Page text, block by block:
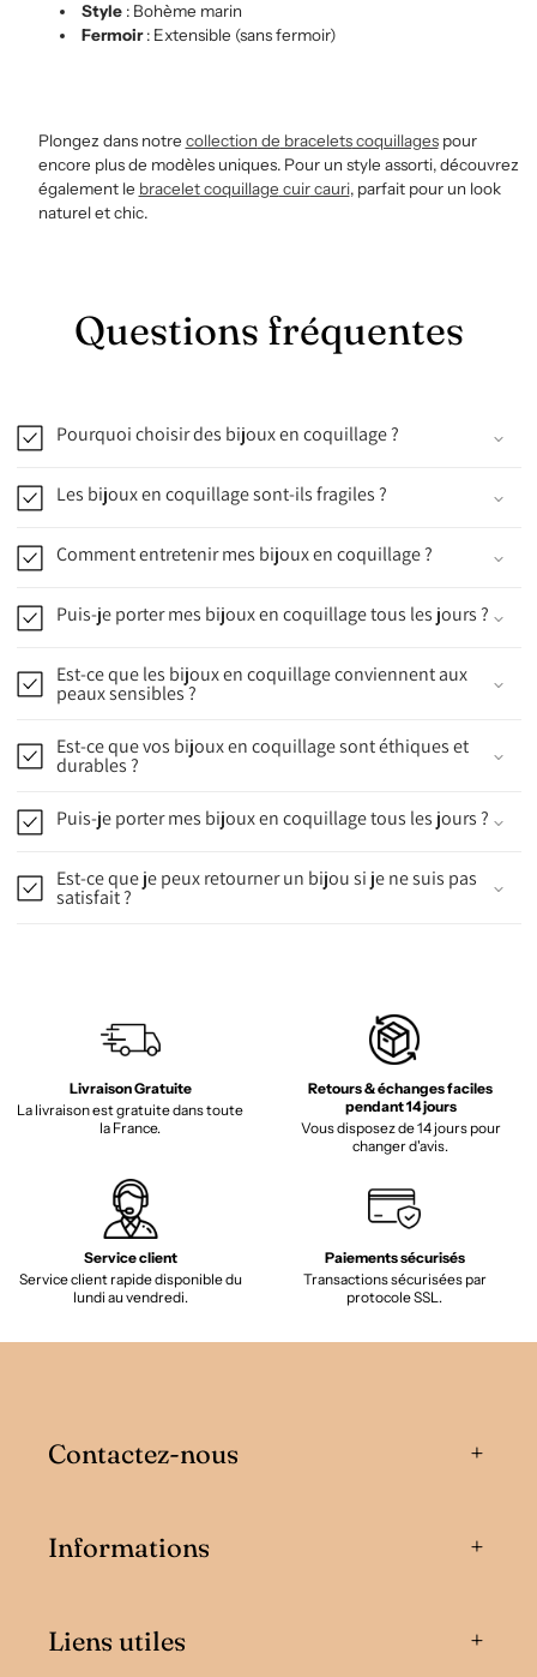
Style : Bohème marin
Fermoir: Extensible (sans fermoir)
Plongez dans notre collection de braceletscoquillagespour
encore plus de modèles uniques. Pour un style assorti, découvrez
également le braceletcoquillage cuircauri, parfait pour un look
naturel et chic.
Questions fréquentes
Pourquoi choisir des bijoux en coquillage ?
Les bijoux en coquillage sont-ils fragiles ?
Comment entretenir mes bijoux en coquillage ?
Puis-je porter mes bijoux en coquillage tous les jours ?
Est-ce que les bijoux en coquillage conviennent aux
peaux sensibles ?
Est-ce que vos bijoux en coquillage sont éthiques et
durables ?
Puis-je porter mes bijoux en coquillage tous les jours ?
Est-ce que je peux retourner un bijou si je ne suis pas
satisfait ?
Livraison Gratuite
La livraison est gratuite dans toute
la France.
Retours & échanges faciles
pendant 14 jours
Vous disposez de 14 jours pour
changer d'avis.
Service client
Service client rapide disponible du
lundi au vendredi.
Paiements sécurisés
Transactions sécurisées par
protocole SSL.
Contactez-nous
Informations
Liens utiles